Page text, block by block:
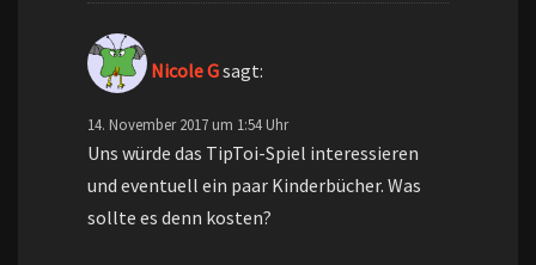
Nicole Gsagt:
14. November 2017 um 1:54 Uhr
Uns würde das TipToi-Spiel interessieren
und eventuell ein paar Kinderbücher. Was
sollte es denn kosten?